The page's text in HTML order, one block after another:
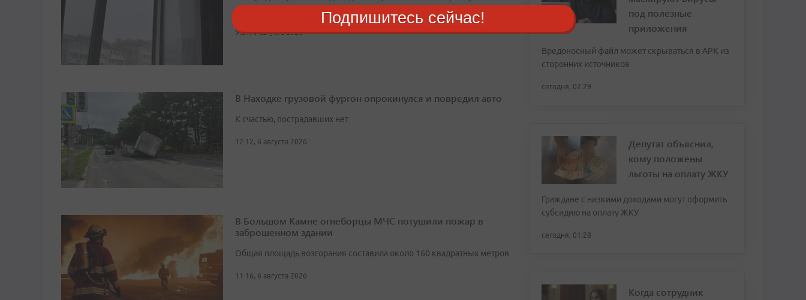
помощь
9:21, 6 августа 2026
В Находке грузовой фургон опрокинулся и повредил авто
К счастью, пострадавших нет
12:12, 6 августа 2026
В Большом Камне огнеборцы МЧС потушили пожар в
заброшенном здании
Общая площадь возгорания составила около 160 квадратных метров
11:16, 6 августа 2026
под полезные
приложения
Вредоносный файл может скрываться в APK из
сторонних источников
сегодня, 02:29
Депутат объяснил,
кому положены
льготы на оплату ЖКУ
Граждане с низкими доходами могут оформить
субсидию на оплату ЖКУ
сегодня, 01:28
Когда сотрудник
Подпишитесь сейчас!